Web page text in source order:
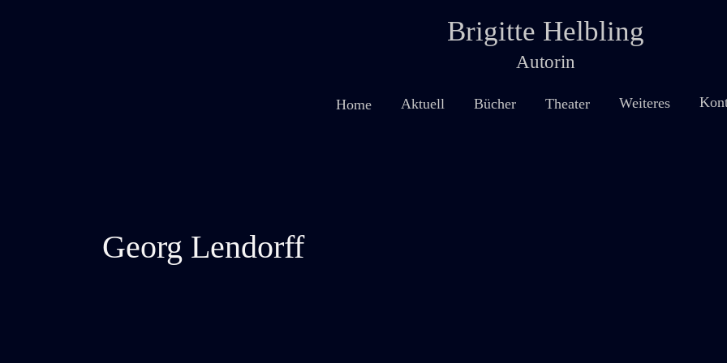
Brigitte Helbling
Autorin
Home Aktuell Bücher Theater Weiteres
Georg Lendorff